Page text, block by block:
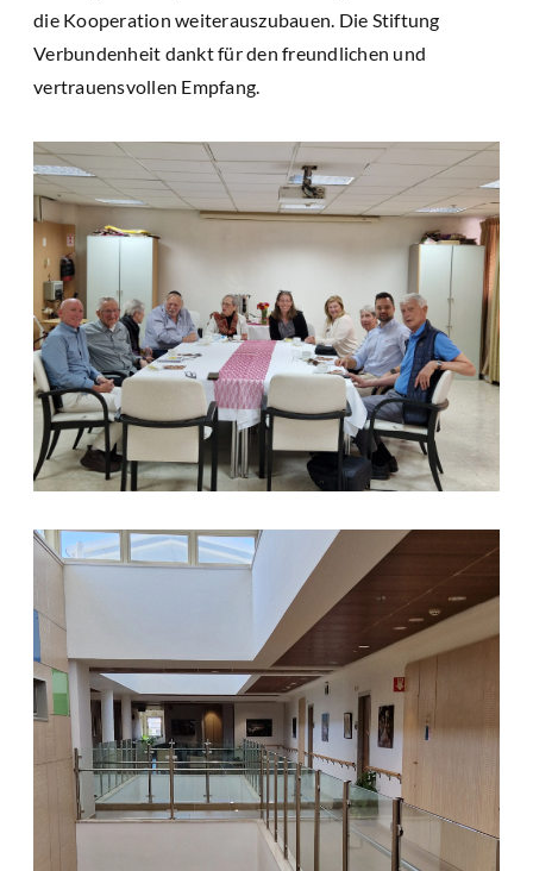
die Kooperation weiterauszubauen. Die Stiftung
Verbundenheit dankt für den freundlichen und
vertrauensvollen Empfang.